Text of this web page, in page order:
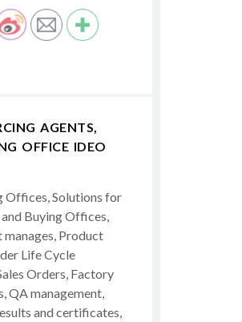
AGENTS,
OFFICE IDEO
Offices, Solutions for
Buying Offices,
Product
Life Cycle
Orders, Factory
QA management,
and certificates,